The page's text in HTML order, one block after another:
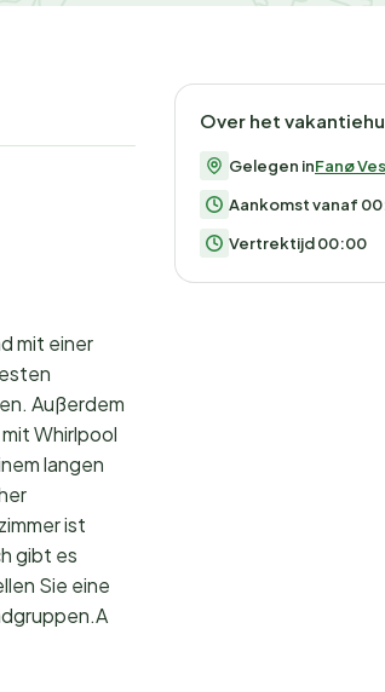
mit einer
Außerdem
Whirlpool
langen
ist
gibt es
Sie eine
Over het
Gelegen inFanø
Aankomst vanaf
Vertrektijd 00:00